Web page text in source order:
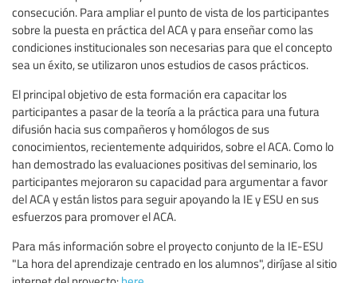
consecución. Para ampliar el punto de vista de los participantes
sobre la puesta en práctica del ACA y para enseñar como las
condiciones institucionales son necesarias para que el concepto
sea un éxito, se utilizaron unos estudios de casos prácticos.
El principal objetivo de esta formación era capacitar los
participantes a pasar de la teoría a la práctica para una futura
difusión hacia sus compañeros y homólogos de sus
conocimientos, recientemente adquiridos, sobre el ACA. Como lo
han demostrado las evaluaciones positivas del seminario, los
participantes mejoraron su capacidad para argumentar a favor
del ACA y están listos para seguir apoyando la IE y ESU en sus
esfuerzos para promover el ACA.
Para más información sobre el proyecto conjunto de la IE-ESU
"La hora del aprendizaje centrado en los alumnos", diríjase al sitio